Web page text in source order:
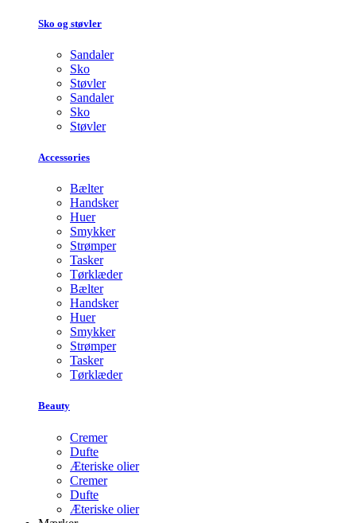
Sko og støvler
Sandaler
Sko
Støvler
Sandaler
Sko
Støvler
Accessories
Bælter
Handsker
Huer
Smykker
Strømper
Tasker
Tørklæder
Bælter
Handsker
Huer
Smykker
Strømper
Tasker
Tørklæder
Beauty
Cremer
Dufte
Æteriske olier
Cremer
Dufte
Æteriske olier